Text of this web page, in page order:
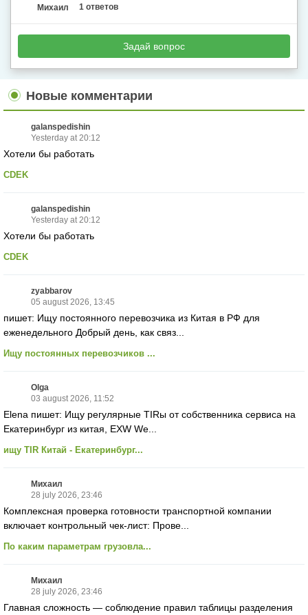
Михаил 1 ответов
Задай вопрос
Новые комментарии
galanspedishin
Yesterday at 20:12
Хотели бы работать
CDEK
galanspedishin
Yesterday at 20:12
Хотели бы работать
CDEK
zyabbarov
05 august 2026, 13:45
пишет: Ищу постоянного перевозчика из Китая в РФ для
еженедельного Добрый день, как связ...
Ищу постоянных перевозчиков ...
Olga
03 august 2026, 11:52
Elena пишет: Ищу регулярные TIRы от собственника сервиса на
Екатеринбург из китая, EXW We...
ищу TIR Китай - Екатеринбург...
Михаил
28 july 2026, 23:46
Комплексная проверка готовности транспортной компании
включает контрольный чек-лист: Прове...
По каким параметрам грузовла...
Михаил
28 july 2026, 23:46
Главная сложность — соблюдение правил таблицы разделения